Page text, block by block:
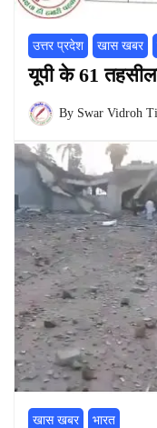
उत्तर प्रदेश खास खबर
यूपी के 61
By Swar Vidroh
खास खबर भारत